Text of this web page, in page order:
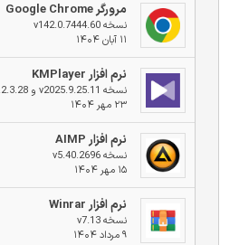
مرورگر Google Chrome
نسخه v142.0.7444.60
۱۱ آبان ۱۴۰۴
نرم افزار KMPlayer
نسخه v2025.9.25.11 و v4.2.3.28
۲۳ مهر ۱۴۰۴
نرم افزار AIMP
نسخه v5.40.2696
۱۵ مهر ۱۴۰۴
نرم افزار Winrar
نسخه v7.13
۹ مرداد ۱۴۰۴